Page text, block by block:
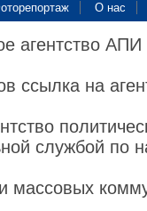
О нас
агентство
ссылка на
службой по
массовых